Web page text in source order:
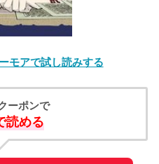
モアで試し読みする
ーポンで
読める